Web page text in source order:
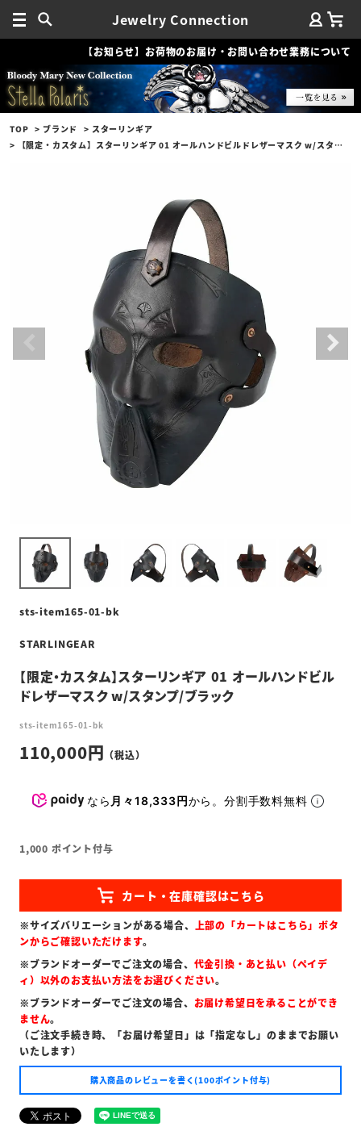
Jewelry Connection
【お知らせ】お荷物のお届け・お問い合わせ業務について
TOP ブランド
スターリンギア
【限定・カスタム】スターリンギア 01 オールハンドビルドレザーマスク w/スタンプ/ブラック
sts-item165-01-bk
STARLINGEAR
【限定・カスタム】スターリンギア 01 オールハンドビル
ドレザーマスク w/スタンプ/ブラック
sts-item165-01-bk
110,000
なら 月々18,333円から。分割手数料無料
1,000 ポイント付与
※サイズバリエーションがある場合、 上部の「カートはこちら」ボタ
ンからご確認いただけます。
※ブランドオーダーでご注文の場合、 代金引換・あと払い（ペイデ
ィ）以外のお支払い方法をお選びください。
※ブランドオーダーでご注文の場合、 お届け希望日を承ることができ
ません。
（ご注文手続き時、「お届け希望日」は「指定なし」のままでお願い
いたします）
購入商品のレビューを書く(100ポイント付与)